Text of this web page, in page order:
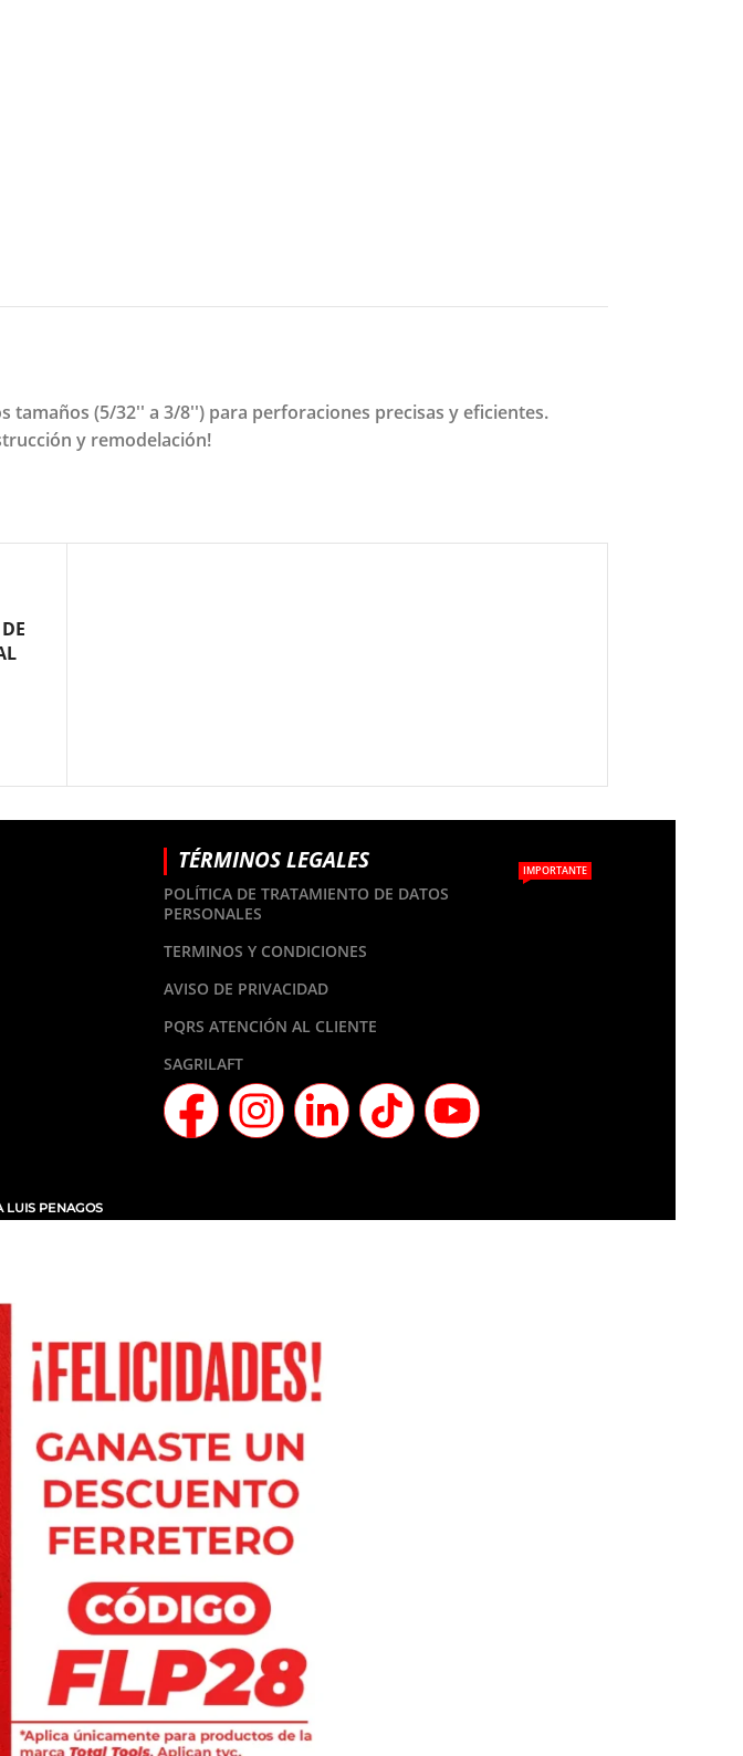
tamaños (5/32'' a 3/8'') para perforaciones precisas y eficientes.
y remodelación!
TÉRMINOS LEGALES
POLÍTICA DE TRATAMIENTO DE DATOS
PERSONALES
IMPORTANTE
TERMINOS Y CONDICIONES
AVISO DE PRIVACIDAD
PQRS ATENCIÓN AL CLIENTE
SAGRILAFT
LUIS PENAGOS